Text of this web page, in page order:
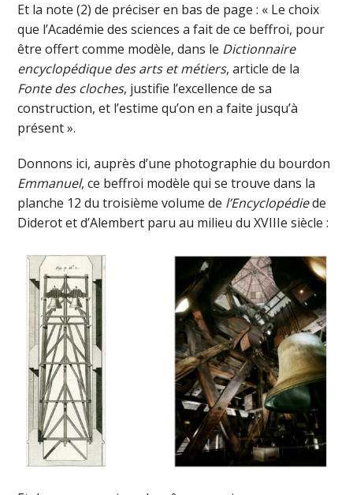
Et la note (2) de préciser en bas de page : « Le choix
que l’Académie des sciences a fait de ce beffroi, pour
être offert comme modèle, dans le Dictionnaire
encyclopédique des arts et métiers, article de la
Fonte des cloches, justifie l’excellence de sa
construction, et l’estime qu’on en a faite jusqu’à
présent ».
Donnons ici, auprès d’une photographie du bourdon
Emmanuel, ce beffroi modèle qui se trouve dans la
planche 12 du troisième volume de l’Encyclopédiede
Diderot et d’Alembert paru au milieu du XVIIIe siècle :